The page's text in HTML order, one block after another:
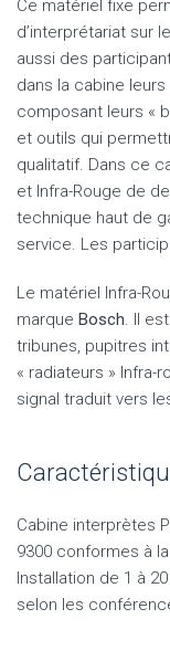
Ce matériel fixe
d’interprétariat sur
aussi des
dans la cabine
composant leurs «
et outils qui
qualitatif. Dans ce
et Infra-Rouge de
technique haut de
service. Les
Le matériel Infra-
marque Bosch. Il
tribunes, pupitres
« radiateurs » Infra-
signal traduit vers
Cabine interprètes
9300 conformes à
Installation de 1 à
selon les